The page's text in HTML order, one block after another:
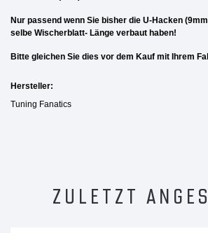
Nur passend wenn Sie bisher die U-Hacken
selbe Wischerblatt- Länge verbaut haben!
Bitte gleichen Sie dies vor dem Kauf mit Ihrem
Hersteller:
Tuning Fanatics
ZULETZT